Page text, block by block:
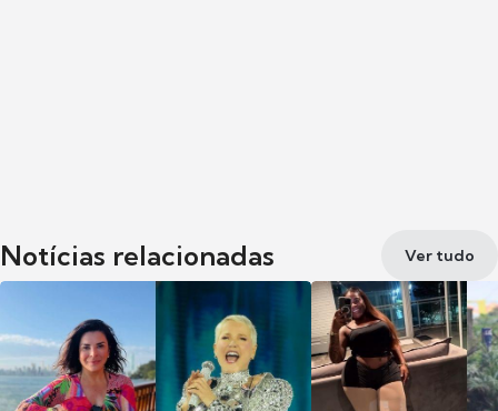
Notícias relacionadas Ver tudo